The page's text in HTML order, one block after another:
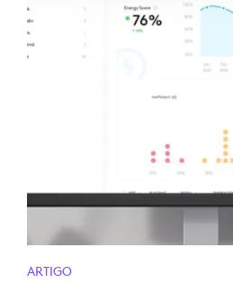
ARTIGO